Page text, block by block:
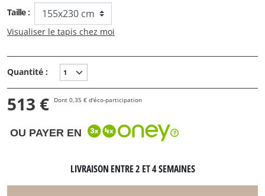
Taille :
Visualiser le tapis chez moi
Quantité :
513 € Dont 0,35 € d'éco-participation
OU PAYER EN
LIVRAISON ENTRE 2 ET 4 SEMAINES